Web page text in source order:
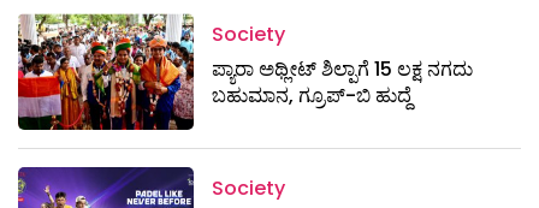
Society
ಪ್ಯಾರಾ ಅಥ್ಲೀಟ್ ಶಿಲ್ಪಾಗೆ 15 ಲಕ್ಷ ನಗದು
ಬಹುಮಾನ, ಗ್ರೂಪ್-ಬಿ ಹುದ್ದೆ
Society